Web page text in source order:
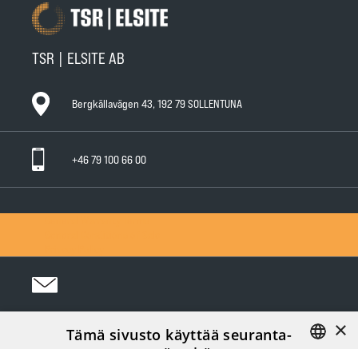
TSR | ELSITE AB
Bergkällavägen 43, 192 79 SOLLENTUNA
+46 79 100 66 00
×
Tämä sivusto käyttää seuranta-